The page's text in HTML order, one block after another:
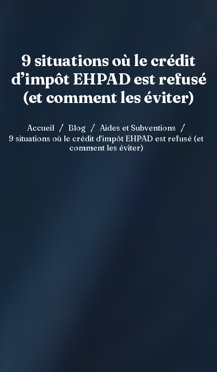
9 situations où le crédit
d’impôt EHPAD est refusé
(et comment les éviter)
Accueil / Blog / Aides et Subventions /
9 situations où le crédit d’impôt EHPAD est refusé (et
comment les éviter)